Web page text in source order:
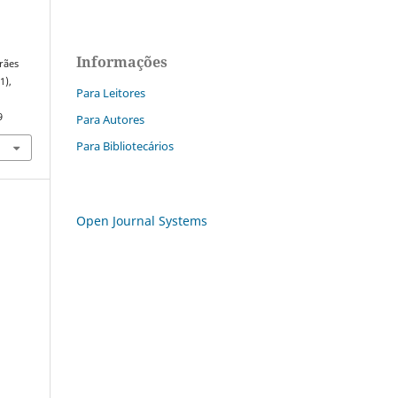
Informações
Para Leitores
Para Autores
Para Bibliotecários
Open Journal Systems